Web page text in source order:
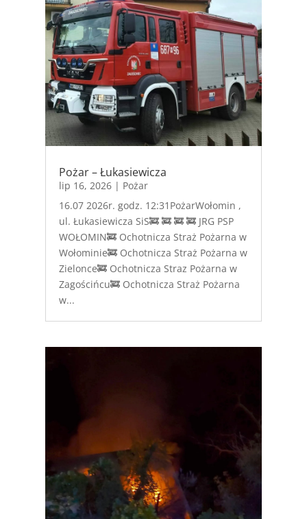
Pożar – Łukasiewicza
lip 16, 2026 | Pożar
16.07 2026r. godz. 12:31PożarWołomin ,
ul. Łukasiewicza SiS🚒 🚒 🚒 🚒 JRG PSP
WOŁOMIN🚒 Ochotnicza Straż Pożarna w
Wołominie🚒 Ochotnicza Straż Pożarna w
Zielonce🚒 Ochotnicza Straz Pożarna w
Zagościńcu🚒 Ochotnicza Straż Pożarna
w...